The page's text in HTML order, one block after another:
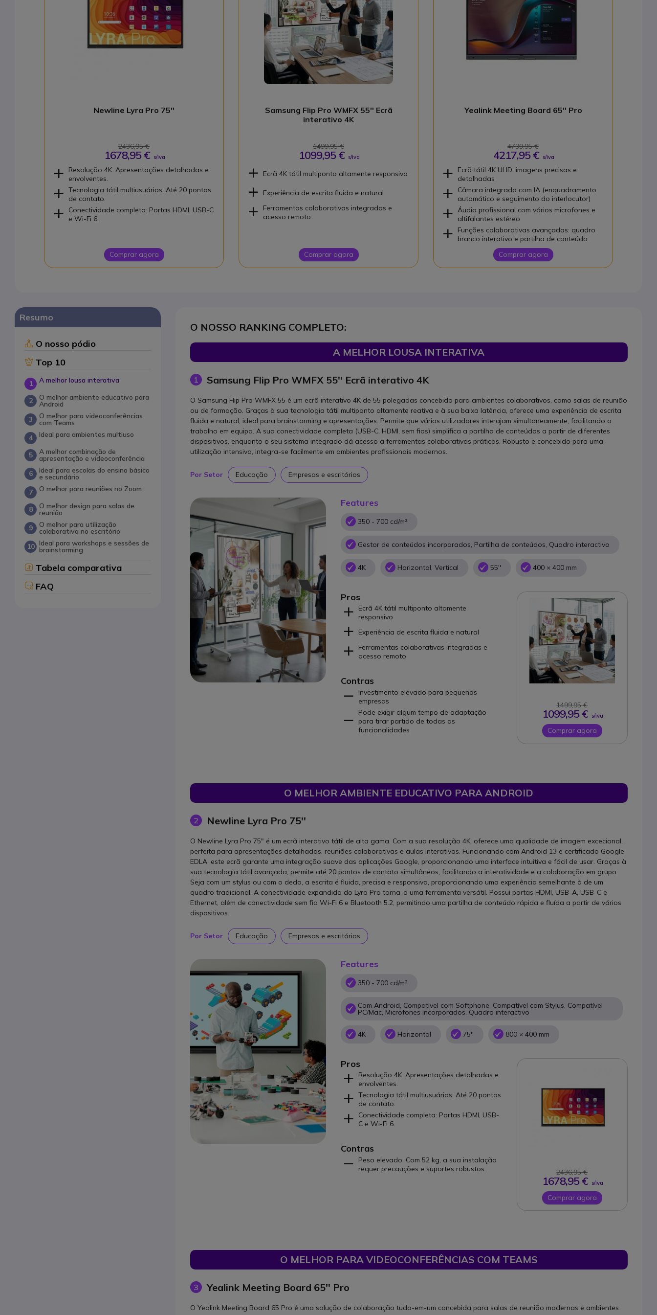
Samsung Flip Pro WMFX 55'' Ecrã
interativo 4K
1499,95 €
1099,95 € s/iva
Ecrã 4K tátil multiponto altamente responsivo
Experiência de escrita fluida e natural
Ferramentas colaborativas integradas e
acesso remoto
Comprar agora
Newline Lyra Pro 75''
2436,95 €
1678,95 € s/iva
Resolução 4K: Apresentações detalhadas e
envolventes.
Tecnologia tátil multiusuários: Até 20 pontos
de contato.
Conectividade completa: Portas HDMI, USB-C
e Wi-Fi 6.
Comprar agora
Yealink Meeting Board 65'' Pro
4799,95 €
4217,95 € s/iva
Ecrã tátil 4K UHD: imagens precisas e
detalhadas
Câmara integrada com IA (enquadramento
automático e seguimento do interlocutor)
Áudio profissional com vários microfones e
altifalantes estéreo
Funções colaborativas avançadas: quadro
branco interativo e partilha de conteúdo
Comprar agora
Resumo
O nosso pódio
Top 10
A melhor lousa interativa
O melhor ambiente educativo para
Android
O melhor para videoconferências
com Teams
Ideal para ambientes multiuso
A melhor combinação de
apresentação e videoconferência
Ideal para escolas do ensino básico
e secundário
O melhor para reuniões no Zoom
O melhor design para salas de
reunião
O melhor para utilização
colaborativa no escritório
Ideal para workshops e sessões de
brainstorming
Tabela comparativa
FAQ
O NOSSO RANKING COMPLETO:
A MELHOR LOUSA INTERATIVA
1 Samsung Flip Pro WMFX 55'' Ecrã interativo 4K
O Samsung Flip Pro WMFX 55 é um ecrã interativo 4K de 55 polegadas concebido para ambientes colaborativos, como salas de reunião
ou de formação. Graças à sua tecnologia tátil multiponto altamente reativa e à sua baixa latência, oferece uma experiência de escrita
fluida e natural, ideal para brainstorming e apresentações. Permite que vários utilizadores interajam simultaneamente, facilitando o
trabalho em equipa. A sua conectividade completa (USB-C, HDMI, sem fios) simplifica a partilha de conteúdos a partir de diferentes
dispositivos, enquanto o seu sistema integrado dá acesso a ferramentas colaborativas práticas. Robusto e concebido para uma
utilização intensiva, integra-se facilmente em ambientes profissionais modernos.
Por Setor Educação Empresas e escritórios
Features
350 - 700 cd/m²
Gestor de conteúdos incorporados, Partilha de conteúdos, Quadro interactivo
4K Horizontal, Vertical 55'' 400 × 400 mm
Pros
Ecrã 4K tátil multiponto altamente
responsivo
Experiência de escrita fluida e natural
Ferramentas colaborativas integradas e
acesso remoto
Contras
Investimento elevado para pequenas
empresas
Pode exigir algum tempo de adaptação
para tirar partido de todas as
funcionalidades
1499,95 €
1099,95 € s/iva
Comprar agora
O MELHOR AMBIENTE EDUCATIVO PARA ANDROID
2 Newline Lyra Pro 75''
O Newline Lyra Pro 75" é um ecrã interativo tátil de alta gama. Com a sua resolução 4K, oferece uma qualidade de imagem excecional,
perfeita para apresentações detalhadas, reuniões colaborativas e aulas interativas. Funcionando com Android 13 e certificado Google
EDLA, este ecrã garante uma integração suave das aplicações Google, proporcionando uma interface intuitiva e fácil de usar. Graças à
sua tecnologia tátil avançada, permite até 20 pontos de contato simultâneos, facilitando a interatividade e a colaboração em grupo.
Seja com um stylus ou com o dedo, a escrita é fluida, precisa e responsiva, proporcionando uma experiência semelhante à de um
quadro tradicional. A conectividade expandida do Lyra Pro torna-o uma ferramenta versátil. Possui portas HDMI, USB-A, USB-C e
Ethernet, além de conectividade sem fio Wi-Fi 6 e Bluetooth 5.2, permitindo uma partilha de conteúdo rápida e fluída a partir de vários
dispositivos.
Por Setor Educação Empresas e escritórios
Features
350 - 700 cd/m²
Com Android, Compativel com Softphone, Compatível com Stylus, Compatível
PC/Mac, Microfones incorporados, Quadro interactivo
4K Horizontal 75'' 800 × 400 mm
Pros
Resolução 4K: Apresentações detalhadas e
envolventes.
Tecnologia tátil multiusuários: Até 20 pontos
de contato.
Conectividade completa: Portas HDMI, USB-
C e Wi-Fi 6.
Contras
Peso elevado: Com 52 kg, a sua instalação
requer precauções e suportes robustos.
2436,95 €
1678,95 € s/iva
Comprar agora
O MELHOR PARA VIDEOCONFERÊNCIAS COM TEAMS
3 Yealink Meeting Board 65'' Pro
O Yealink Meeting Board 65 Pro é uma solução de colaboração tudo-em-um concebida para salas de reunião modernas e ambientes